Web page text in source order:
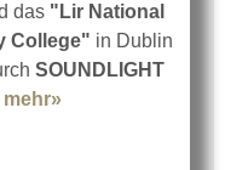
das "Lir National
College" in Dublin
SOUNDLIGHT
mehr»